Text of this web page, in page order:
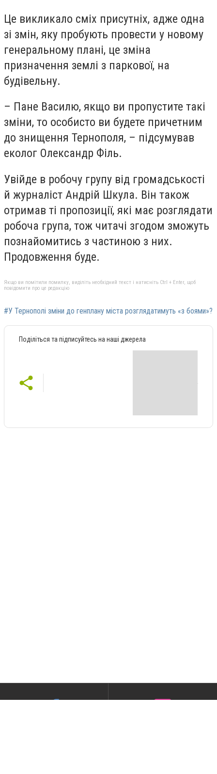
Це викликало сміх присутніх, адже одна
зі змін, яку пробують провести у новому
генеральному плані, це зміна
призначення землі з паркової, на
будівельну.
– Пане Василю, якщо ви пропустите такі
зміни, то особисто ви будете причетним
до знищення Тернополя, – підсумував
еколог Олександр Філь.
Увійде в робочу групу від громадськості
й журналіст Андрій Шкула. Він також
отримав ті пропозиції, які має розглядати
робоча група, тож читачі згодом зможуть
познайомитись з частиною з них.
Продовження буде.
Якщо ви помітили помилку, виділіть необхідний текст і натисніть Ctrl + Enter, щоб
повідомити про це редакцію
#У Тернополі зміни до генплану міста розглядатимуть «з боями»?
Поділіться та підписуйтесь на наші джерела